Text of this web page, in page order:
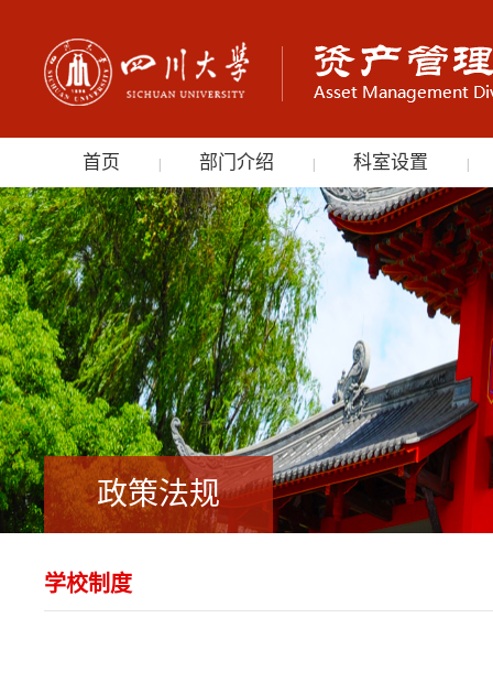
首页 部门介绍 科室设置
政策法规
学校制度